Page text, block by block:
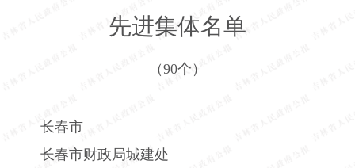
先进集体名单
（90个）
长春市
长春市财政局城建处